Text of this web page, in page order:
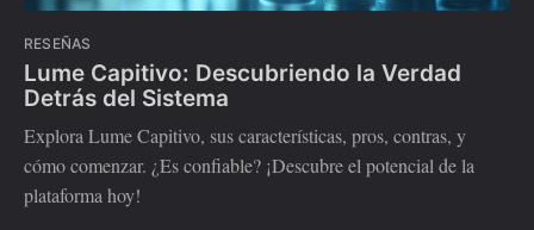
RESEÑAS
Lume Capitivo: Descubriendo la Verdad
Detrás del Sistema
Explora Lume Capitivo, sus características, pros, contras, y
cómo comenzar. ¿Es confiable? ¡Descubre el potencial de la
plataforma hoy!